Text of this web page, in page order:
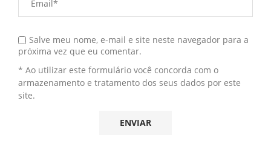
Salve meu nome, e-mail e site neste navegador para a
próxima vez que eu comentar.
* Ao utilizar este formulário você concorda com o
armazenamento e tratamento dos seus dados por este
site.